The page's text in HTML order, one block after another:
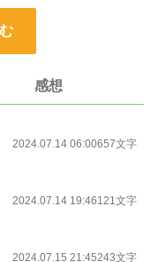
感想
2024.07.14 06:00657文字
2024.07.14 19:46121文字
2024.07.15 21:45243文字